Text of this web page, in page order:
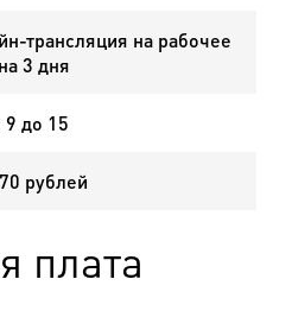
трансляция на рабочее
3 дня
9 до 15
рублей
плата